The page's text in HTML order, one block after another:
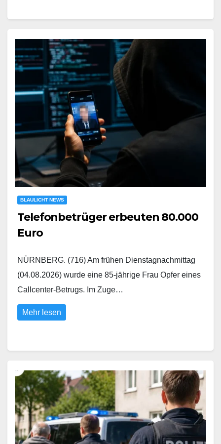
BLAULICHT NEWS
Telefonbetrüger erbeuten 80.000
Euro
NÜRNBERG. (716) Am frühen Dienstagnachmittag
(04.08.2026) wurde eine 85-jährige Frau Opfer eines
Callcenter-Betrugs. Im Zuge…
Mehr lesen